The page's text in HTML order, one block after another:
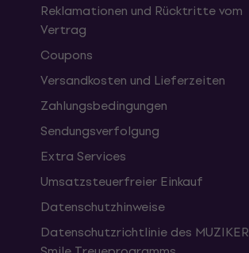
Reklamationen und Rücktritte vom
Vertrag
Coupons
Versandkosten und Lieferzeiten
Zahlungsbedingungen
Sendungsverfolgung
Extra Services
Umsatzsteuerfreier Einkauf
Datenschutzhinweise
Datenschutzrichtlinie des MUZIKER